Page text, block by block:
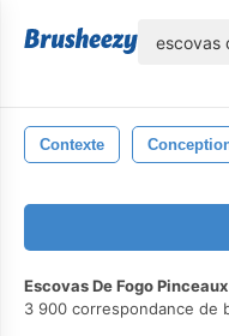
Contexte
Escovas De Fogo Pinceaux
3 900 correspondance de